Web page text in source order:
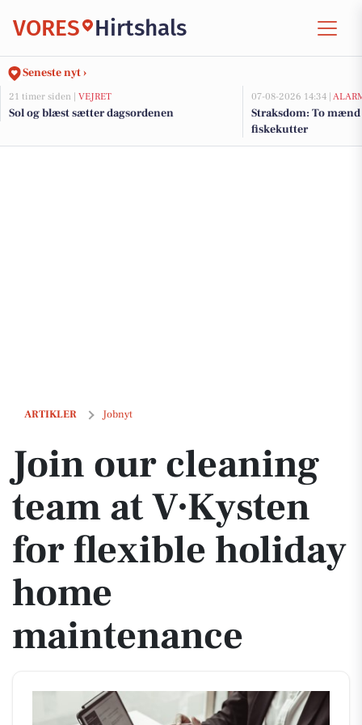
VORES Hirtshals
Seneste nyt ›
21 timer siden | VEJRET
Sol og blæst sætter dagsordenen
07-08-2026 14:34 |
Straksdom: To
fiskekutter
ARTIKLER Jobnyt
Join our cleaning team at V∙Kysten for flexible holiday home
Join our cleaning
team at V∙Kysten
for flexible holiday
home
maintenance